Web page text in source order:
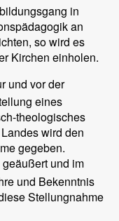
in
an
so wird es
Kirchen einholen.
und vor der
eines
theologisches
wird den
gegeben.
und im
und Bekenntnis
Stellungnahme